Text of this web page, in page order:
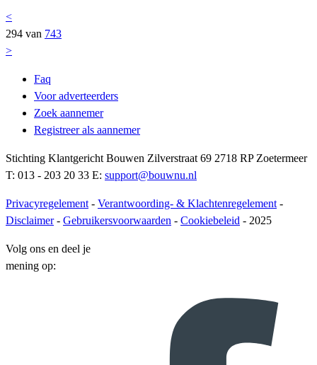
<
294 van 743
>
Faq
Voor adverteerders
Zoek aannemer
Registreer als aannemer
Stichting Klantgericht Bouwen Zilverstraat 69 2718 RP Zoetermeer
T: 013 - 203 20 33 E: support@bouwnu.nl
Privacyregelement - Verantwoording- & Klachtenregelement -
Disclaimer- Gebruikersvoorwaarden - Cookiebeleid - 2025
Volg ons en deel je
mening op: